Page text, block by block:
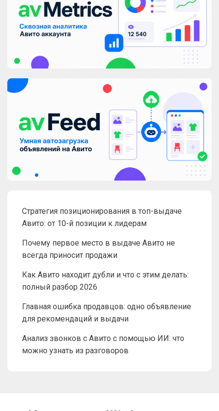
Стратегия позиционирования в топ-выдаче
Авито: от 10-й позиции к лидерам
Почему первое место в выдаче Авито не
всегда приносит продажи
Как Авито находит дубли и что с этим делать:
полный разбор 2026
Главная ошибка продавцов: одно объявление
для рекомендаций и выдачи
Анализ звонков с Авито с помощью ИИ: что
можно узнать из разговоров